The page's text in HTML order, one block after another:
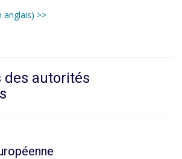
anglais) >>
des autorités